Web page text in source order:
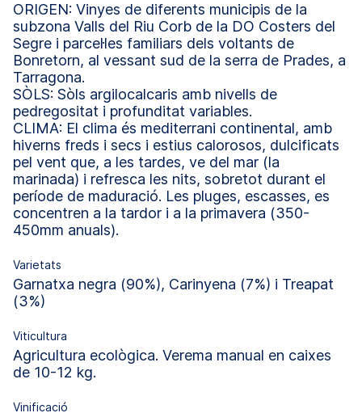
ORIGEN: Vinyes de diferents municipis de la
subzona Valls del Riu Corb de la DO Costers del
Segre i parcel·les familiars dels voltants de
Bonretorn, al vessant sud de la serra de Prades, a
Tarragona.
SÒLS: Sòls argilocalcaris amb nivells de
pedregositat i profunditat variables.
CLIMA: El clima és mediterrani continental, amb
hiverns freds i secs i estius calorosos, dulcificats
pel vent que, a les tardes, ve del mar (la
marinada) i refresca les nits, sobretot durant el
període de maduració. Les pluges, escasses, es
concentren a la tardor i a la primavera (350-
450mm anuals).
Varietats
Garnatxa negra (90%), Carinyena (7%) i Treapat
(3%)
Viticultura
Agricultura ecològica. Verema manual en caixes
de 10-12 kg.
Vinificació